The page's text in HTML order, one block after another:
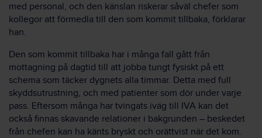
med personal, och den känslan riskerar såväl chefer som
kollegor att förmedla till den som kommit tillbaka, förklarar
han.
Den som kommit tillbaka har i många fall gått från
mottagning på dagtid till att jobba tungt fysiskt på ett
schema som täcker dygnets alla timmar. Detta med full
skyddsutrustning, och med patienter som dör under varje
pass. Eftersom många har tvingats iväg till IVA kan det
också finnas skavande relationer i bakgrunden – beskedet
från chefen kan ha känts bryskt och orättvist när det kom.